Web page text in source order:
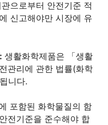
으로부터 안전기준 적
신고해야만 시장에 유
생활화학제품은 「생활
관리에 관한 법률(화학
니다.
포함된 화학물질의 함
전기준을 준수해야 합